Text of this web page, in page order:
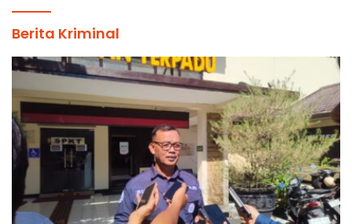
Berita Kriminal